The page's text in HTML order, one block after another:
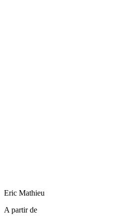
Eric Mathieu
A partir de